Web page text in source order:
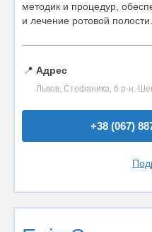
методик и процедур,
и лечение ротовой полости.
📍 Адрес
Львов, Стефаника, 6 р-н.
+38 (067)